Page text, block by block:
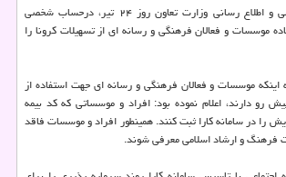
رئیس مرکز روابط عمومی و اطلاع رسانی وزارت تعاون روز ۲۴ تیر، درحساب شخصی
موسسات و فعالان فرهنگی و رسانه ای از تسهیلات کرونا را
موسسات و فعالان فرهنگی و رسانه ای جهت استفاده از
رو دارند، اعلام نموده بود: افراد و موسساتی که کد بیمه
را در سامانه کارا ثبت کنند. همینطور افراد و موسسات فاقد
فرهنگ و ارشاد اسلامی معرفی شوند.